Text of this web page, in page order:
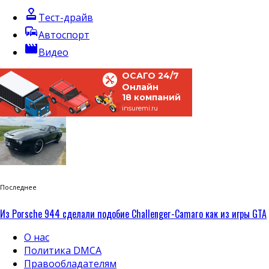
approval Тест-драйв
commuteАвтоспорт
movieВидео
ОСАГО 24/7
Онлайн
18 компаний
insuremi.ru
Последнее
Из Porsche 944 сделали подобие Challenger-Camaro как из игры GTA
О нас
Политика DMCA
Правообладателям